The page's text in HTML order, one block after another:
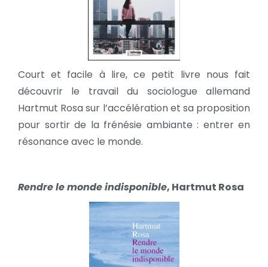
Court et facile à lire, ce petit livre nous fait
découvrir le travail du sociologue allemand
Hartmut Rosa sur l’accélération et sa proposition
pour sortir de la frénésie ambiante : entrer en
résonance avec le monde.
Rendre le monde indisponible, Hartmut Rosa